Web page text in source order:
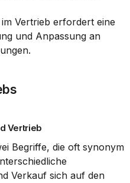
Vertrieb erfordert eine
und Anpassung an
Vertrieb
Begriffe, die oft synonym
Verkauf sich auf den